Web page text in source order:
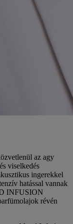
az agy
viselkedés
ingerekkel
hatással vannak
INFUSION
révén